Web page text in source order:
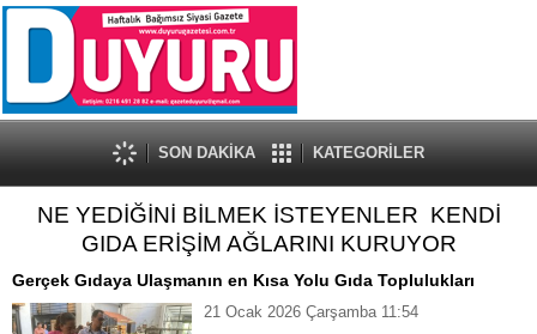
SON DAKİKA KATEGORİLER
NE YEDİĞİNİ BİLMEK İSTEYENLER KENDİ
GIDA ERİŞİM AĞLARINI KURUYOR
Gerçek Gıdaya Ulaşmanın en Kısa Yolu Gıda Toplulukları
21 Ocak 2026 Çarşamba 11:54